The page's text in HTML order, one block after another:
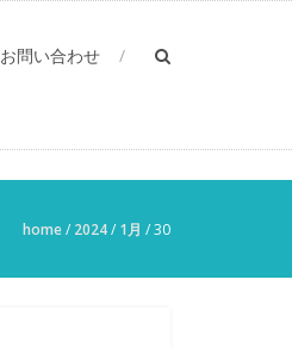
お問い合わせ
home/ 2024/ 1月 /30